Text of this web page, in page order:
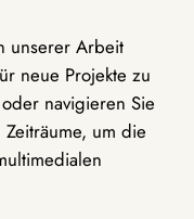
unserer Arbeit
neue Projekte zu
navigieren Sie
um die